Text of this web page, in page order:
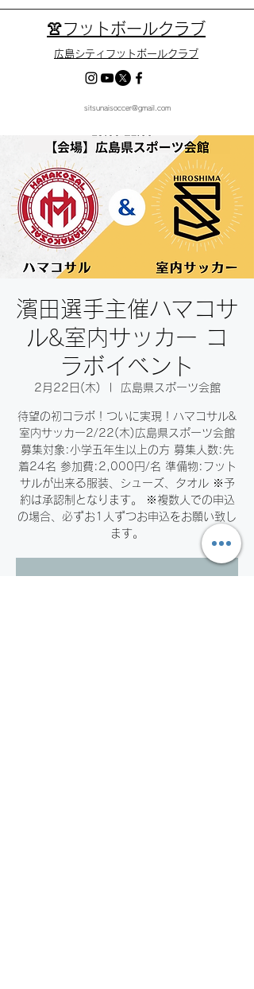
👚フットボールクラブ
広島シティフットボールクラブ
sitsunaisoccer@gmail.com
濱田選手主催ハマコサ
ル&室内サッカー コ
ラボイベント
2月22日(木) 広島県スポーツ会館
待望の初コラボ！ついに実現！ハマコサル&
室内サッカー2/22(木)広島県スポーツ会館
募集対象:小学五年生以上の方 募集人数:先
着24名 参加費:2,000円/名 準備物:フット
サルが出来る服装、シューズ、タオル ※予
約は承認制となります。 ※複数人での申込
の場合、必ずお1人ずつお申込をお願い致し
ます。